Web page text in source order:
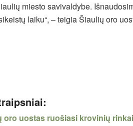
miesto savivaldybe.
laiku“, – teigia Šiaulių oro
oro uostas ruošiasi krovinių rinkai